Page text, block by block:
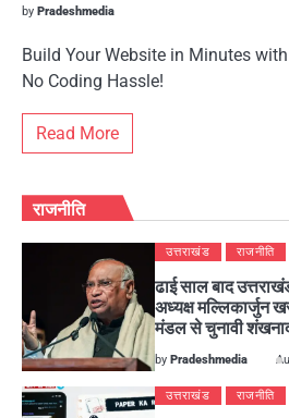
by Pradeshmedia
Build Your Website in Minutes
No Coding Hassle!
Read More
राजनीति
उत्तराखंड राजनीति
ढाई साल बाद
अध्यक्ष मल्लिकार्जुन
मंडल से चुनावी
by Pradeshmedia
उत्तराखंड राजनीति